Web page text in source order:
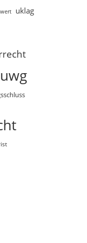
uklag
uwg